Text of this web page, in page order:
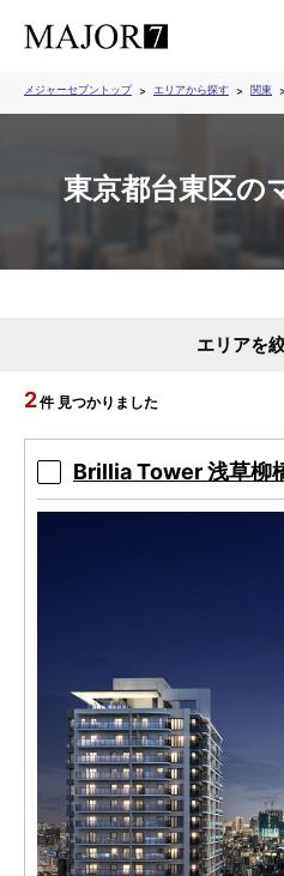
メジャーセブントップ エリアから探す 関東
東京都台東区の
エリアを
2件 見つかりました
Brillia Tower 浅草柳